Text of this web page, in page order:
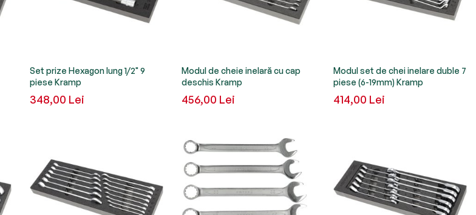
Set prize Hexagon lung 1/2" 9
piese Kramp
348,00 Lei
Modul de cheie inelară cu cap
deschis Kramp
456,00 Lei
Modul set de chei inelare duble 7
piese (6-19mm) Kramp
414,00 Lei